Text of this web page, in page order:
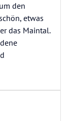
den
etwas
das Maintal.